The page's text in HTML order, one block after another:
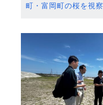
町・富岡町の桜を視察